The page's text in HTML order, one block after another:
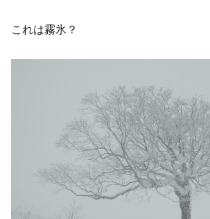
これは霧氷？